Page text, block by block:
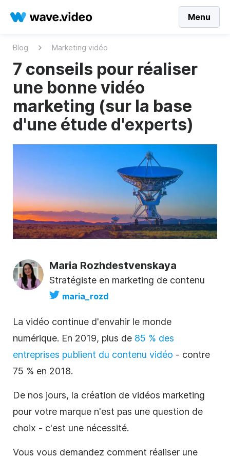
Menu
Blog Marketing vidéo
7 conseils pour réaliser
une bonne vidéo
marketing (sur la base
d'une étude d'experts)
Maria Rozhdestvenskaya
Stratégiste en marketing de contenu
maria_rozd
La vidéo continue d'envahir le monde
numérique. En 2019, plus de 85 % des
entreprises publient du contenu vidéo - contre
75 % en 2018.
De nos jours, la création de vidéos marketing
pour votre marque n'est pas une question de
choix - c'est une nécessité.
Vous vous demandez comment réaliser une